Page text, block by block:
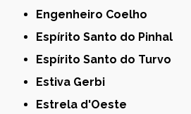
Engenheiro Coelho
Espírito Santo do Pinhal
Espírito Santo do Turvo
Estiva Gerbi
Estrela d'Oeste